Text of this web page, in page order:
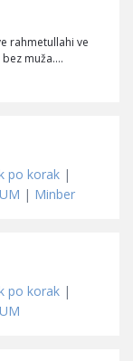
rahmetullahi ve
muža.…
po korak |
| Minber
po korak |